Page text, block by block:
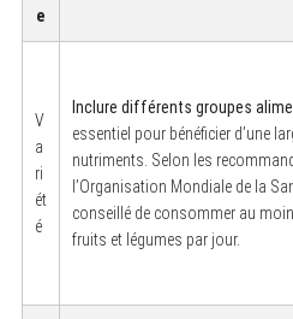
e
V
a
ri
ét
é
Inclure différents groupes
essentiel pour bénéficier d’une
nutriments. Selon les
l’Organisation Mondiale de la
conseillé de consommer au
fruits et légumes par jour.